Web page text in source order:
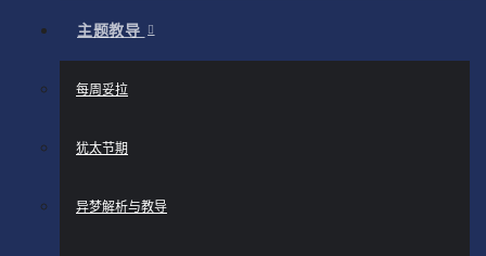
主题教导
每周妥拉
犹太节期
异梦解析与教导